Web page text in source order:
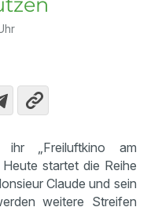
„Freiluftkino am
startet die Reihe
Claude und sein
weitere Streifen